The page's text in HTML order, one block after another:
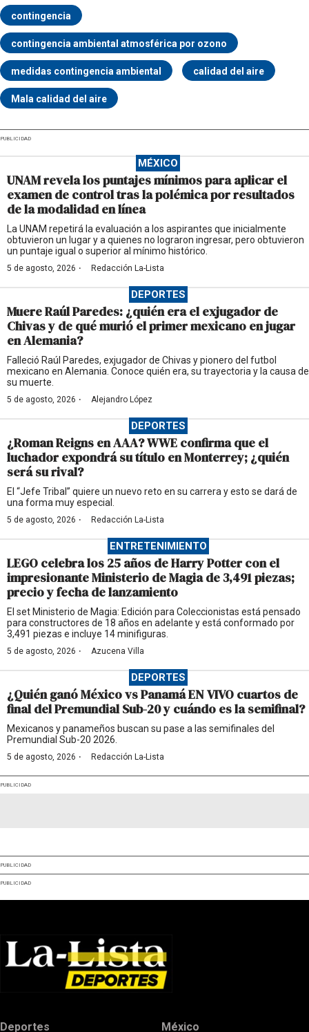
contingencia
contingencia ambiental atmosférica por ozono
medidas contingencia ambiental calidad del aire
Mala calidad del aire
PUBLICIDAD
MÉXICO
UNAM revela los puntajes mínimos para aplicar el
examen de control tras la polémica por resultados
de la modalidad en línea
La UNAM repetirá la evaluación a los aspirantes que inicialmente
obtuvieron un lugar y a quienes no lograron ingresar, pero obtuvieron
un puntaje igual o superior al mínimo histórico.
5 de agosto, 2026 · Redacción La-Lista
DEPORTES
Muere Raúl Paredes: ¿quién era el exjugador de
Chivas y de qué murió el primer mexicano en jugar
en Alemania?
Falleció Raúl Paredes, exjugador de Chivas y pionero del futbol
mexicano en Alemania. Conoce quién era, su trayectoria y la causa de
su muerte.
5 de agosto, 2026 · Alejandro López
DEPORTES
¿Roman Reigns en AAA? WWE confirma que el
luchador expondrá su título en Monterrey; ¿quién
será su rival?
El “Jefe Tribal” quiere un nuevo reto en su carrera y esto se dará de
una forma muy especial.
5 de agosto, 2026 · Redacción La-Lista
ENTRETENIMIENTO
LEGO celebra los 25 años de Harry Potter con el
impresionante Ministerio de Magia de 3,491 piezas;
precio y fecha de lanzamiento
El set Ministerio de Magia: Edición para Coleccionistas está pensado
para constructores de 18 años en adelante y está conformado por
3,491 piezas e incluye 14 minifiguras.
5 de agosto, 2026 · Azucena Villa
DEPORTES
¿Quién ganó México vs Panamá EN VIVO cuartos de
final del Premundial Sub-20 y cuándo es la semifinal?
Mexicanos y panameños buscan su pase a las semifinales del
Premundial Sub-20 2026.
5 de agosto, 2026 · Redacción La-Lista
PUBLICIDAD
PUBLICIDAD
PUBLICIDAD
Deportes México